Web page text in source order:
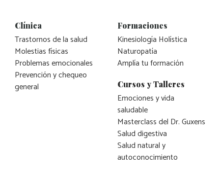
Clínica
Trastornos de la salud
Molestias físicas
Problemas emocionales
Prevención y chequeo
general
Formaciones
Kinesiología Holística
Naturopatía
Amplía tu formación
Cursos y Talleres
Emociones y vida
saludable
Masterclass del Dr. Guxens
Salud digestiva
Salud natural y
autoconocimiento